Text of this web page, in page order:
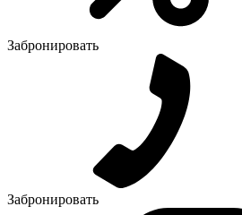
Забронировать
Забронировать